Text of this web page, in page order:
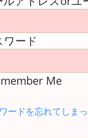
ード
Me
ードを忘れてしま